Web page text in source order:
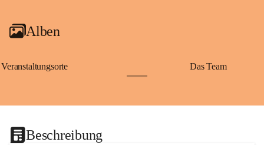
Alben
Veranstaltungsorte Das Team
Beschreibung